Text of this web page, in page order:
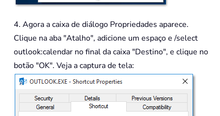
4. Agora a caixa de diálogo Propriedades aparece.
Clique na aba "Atalho", adicione um espaço e /select
outlook:calendar no final da caixa "Destino", e clique no
botão "OK". Veja a captura de tela: